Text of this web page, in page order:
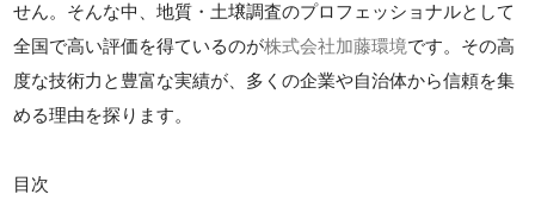
せん。そんな中、地質・土壌調査のプロフェッショナルとして
全国で高い評価を得ているのが株式会社加藤環境です。その高
度な技術力と豊富な実績が、多くの企業や自治体から信頼を集
める理由を探ります。
目次